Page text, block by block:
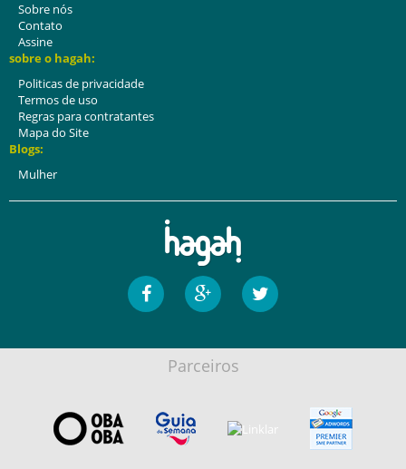
Sobre nós
Contato
Assine
sobre o hagah:
Politicas de privacidade
Termos de uso
Regras para contratantes
Mapa do Site
Blogs:
Mulher
Parceiros